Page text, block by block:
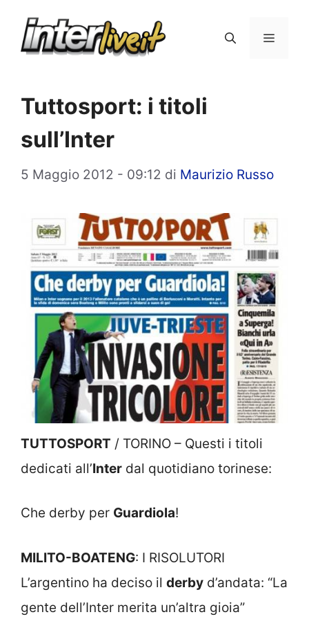
Menu
Tuttosport: i titoli
sull’Inter
5 Maggio 2012 - 09:12 di Maurizio Russo
TUTTOSPORT / TORINO – Questi i titoli
dedicati all’Inter dal quotidiano torinese:
Che derby per Guardiola!
MILITO-BOATENG: I RISOLUTORI
L’argentino ha deciso il derby d’andata: “La
gente dell’Inter merita un’altra gioia”